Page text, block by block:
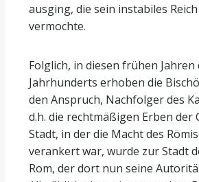
ausging, die sein instabiles
vermochte.
Folglich, in diesen frühen Jahren
Jahrhunderts erhoben die
den Anspruch, Nachfolger des
d.h. die rechtmäßigen Erben der
Stadt, in der die Macht des
verankert war, wurde zur Stadt
Rom, der dort nun seine